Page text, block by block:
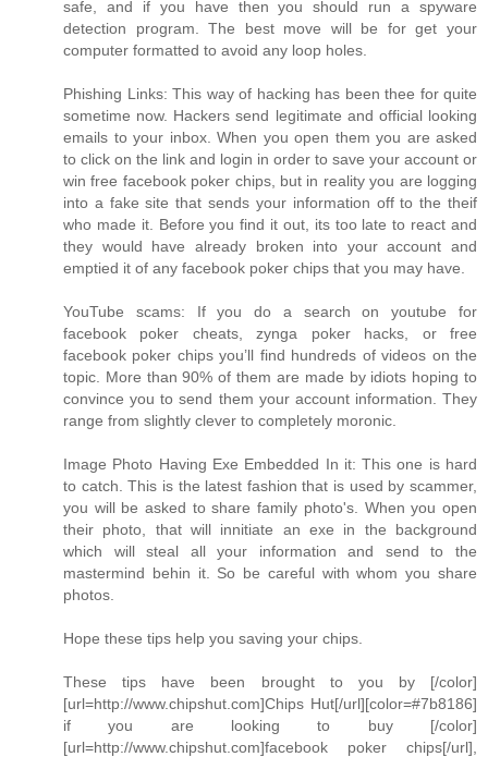
safe, and if you have then you should run a spyware
detection program. The best move will be for get your
computer formatted to avoid any loop holes.
Phishing Links: This way of hacking has been thee for quite
sometime now. Hackers send legitimate and official looking
emails to your inbox. When you open them you are asked
to click on the link and login in order to save your account or
win free facebook poker chips, but in reality you are logging
into a fake site that sends your information off to the theif
who made it. Before you find it out, its too late to react and
they would have already broken into your account and
emptied it of any facebook poker chips that you may have.
YouTube scams: If you do a search on youtube for
facebook poker cheats, zynga poker hacks, or free
facebook poker chips you’ll find hundreds of videos on the
topic. More than 90% of them are made by idiots hoping to
convince you to send them your account information. They
range from slightly clever to completely moronic.
Image Photo Having Exe Embedded In it: This one is hard
to catch. This is the latest fashion that is used by scammer,
you will be asked to share family photo's. When you open
their photo, that will innitiate an exe in the background
which will steal all your information and send to the
mastermind behin it. So be careful with whom you share
photos.
Hope these tips help you saving your chips.
These tips have been brought to you by [/color]
[url=http://www.chipshut.com]Chips Hut[/url][color=#7b8186]
if you are looking to buy [/color]
[url=http://www.chipshut.com]facebook poker chips[/url],